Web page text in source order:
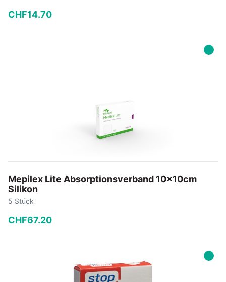
CHF14.70
Mepilex Lite Absorptionsverband 10x10cm
Silikon
5 Stück
CHF67.20
In den Warenkorb